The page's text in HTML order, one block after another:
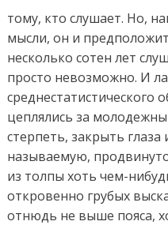
тому, кто слушает. Но,
мысли, он и
несколько сотен лет
просто невозможно. И
среднестатистического
цеплялись за
стерпеть, закрыть глаза
называемую,
из толпы хоть чем-
откровенно грубых
отнюдь не выше пояса,